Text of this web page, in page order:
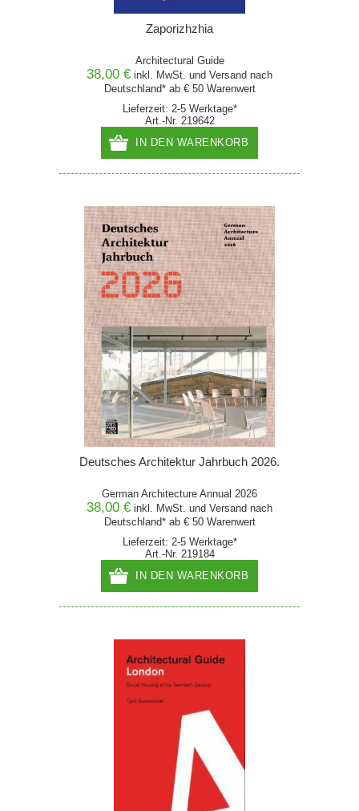
Zaporizhzhia
Architectural Guide
38,00 € inkl. MwSt. und Versand nach
Deutschland* ab € 50 Warenwert
Lieferzeit: 2-5 Werktage*
Art.-Nr. 219642
IN DEN WARENKORB
Deutsches Architektur Jahrbuch 2026.
German Architecture Annual 2026
38,00 € inkl. MwSt. und Versand nach
Deutschland* ab € 50 Warenwert
Lieferzeit: 2-5 Werktage*
Art.-Nr. 219184
IN DEN WARENKORB